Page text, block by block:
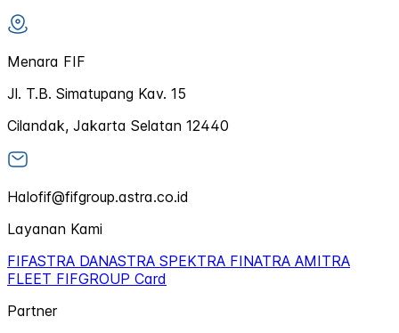
Menara FIF
Jl. T.B. Simatupang Kav. 15
Cilandak, Jakarta Selatan 12440
Halofif@fifgroup.astra.co.id
Layanan Kami
FIFASTRA DANASTRA SPEKTRA FINATRA AMITRA
FLEET FIFGROUP Card
Partner